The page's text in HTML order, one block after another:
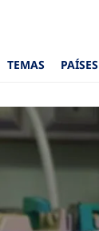
TEMAS PAÍSES